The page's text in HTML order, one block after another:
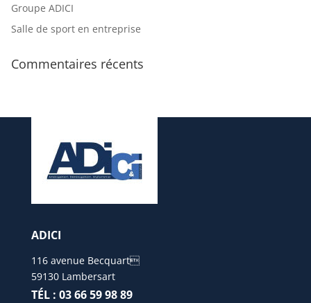
Groupe ADICI
Salle de sport en entreprise
Commentaires récents
ADICI
116 avenue Becquart
59130 Lambersart
TÉL : 03 66 59 98 89